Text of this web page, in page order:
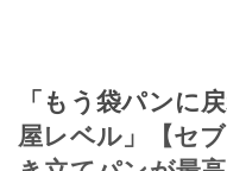
「もう袋パンに
屋レベル」【セ